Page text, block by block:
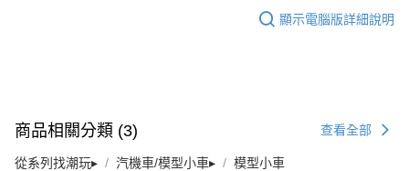
顯示電腦版詳細說明
商品相關分類 (3) 查看全部
從系列找潮玩▸ 汽機車/模型小車▸ 模型小車